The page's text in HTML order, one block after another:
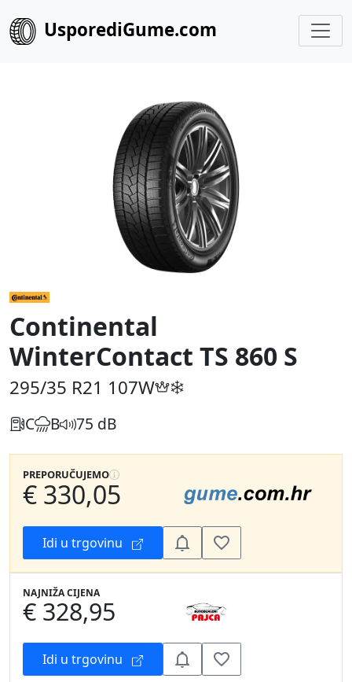
UsporediGume.com
Continental
WinterContact TS 860 S
295/35 R21 107W
C B 75 dB
PREPORUČUJEMO
€ 330,05
Idi u trgovinu
NAJNIŽA CIJENA
€ 328,95
Idi u trgovinu